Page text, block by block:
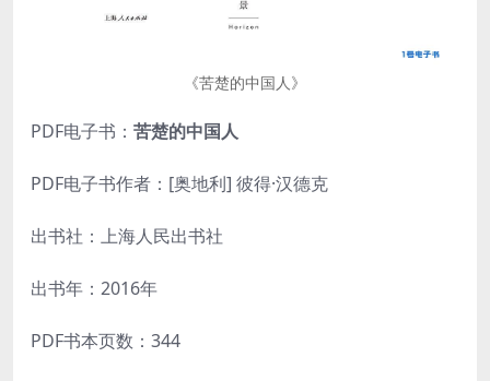
《苦楚的中国人》
PDF电子书： 苦楚的中国人
PDF电子书作者：[奥地利] 彼得·汉德克
出书社：上海人民出书社
出书年：2016年
PDF书本页数：344